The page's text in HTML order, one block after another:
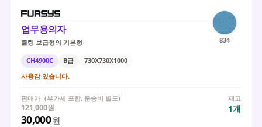
업무용의자
클링 보급형의 기본형 834
CH4900C B급 730X730X1000
사용감 있습니다.
판매가 (부가세 포함, 운송비 별도)
121,000원
30,000원
재고
1개